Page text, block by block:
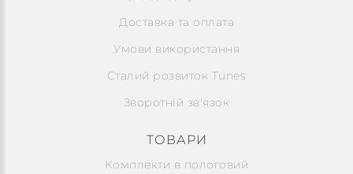
Доставка та оплата
Умови використання
Сталий розвиток Tunes
Зворотній зв'язок
ТОВАРИ
Комплекти в пологовий